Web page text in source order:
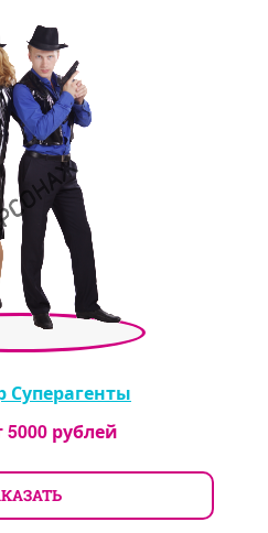
5000рублей